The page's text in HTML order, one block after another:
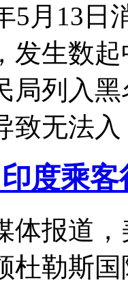
13日
发生数
局列入
致无法入
度乘
报道，
杜勒斯